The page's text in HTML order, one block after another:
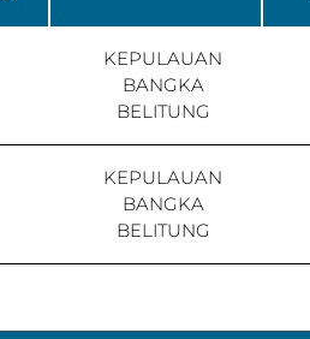
KEPULAUAN
BANGKA
BELITUNG
KEPULAUAN
BANGKA
BELITUNG